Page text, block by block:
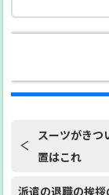
スーツがきつ
置はこれ
派遣の退職の挨